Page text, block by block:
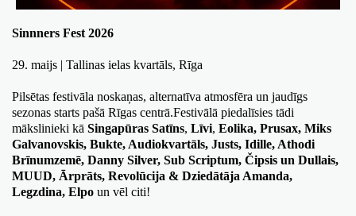
Sinnners Fest 2026
29. maijs | Tallinas ielas kvartāls, Rīga
Pilsētas festivāla noskaņas, alternatīva atmosfēra un jaudīgs
sezonas starts pašā Rīgas centrā.Festivālā piedalīsies tādi
mākslinieki kā Singapūras Satīns, Līvi, Eolika, Prusax, Miks
Galvanovskis, Bukte, Audiokvartāls, Justs, Idille, Athodi
Brīnumzemē, Danny Silver, Sub Scriptum, Čipsis un Dullais,
MUUD, Ārprāts, Revolūcija & Dziedātāja Amanda,
Legzdina, Elpo un vēl citi!